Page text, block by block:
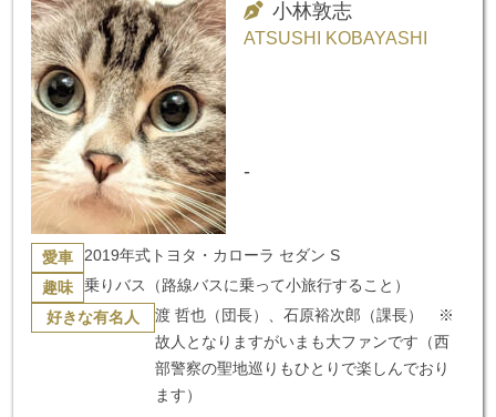
小林敦志
ATSUSHI KOBAYASHI
-
愛車 2019年式トヨタ・カローラ セダン S
趣味 乗りバス（路線バスに乗って小旅行すること）
好きな有名人
渡 哲也（団長）、石原裕次郎（課長） ※
故人となりますがいまも大ファンです（西
部警察の聖地巡りもひとりで楽しんでおり
ます）